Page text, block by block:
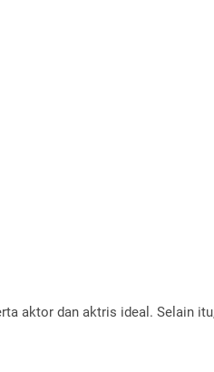
aktor dan aktris ideal. Selain